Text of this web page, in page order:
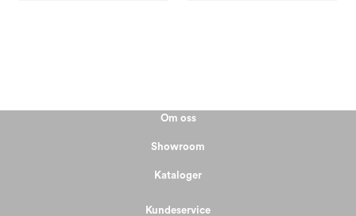
Om oss
Showroom
Kataloger
Kundeservice